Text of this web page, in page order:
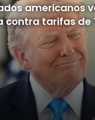
americanos
contra tarifas de